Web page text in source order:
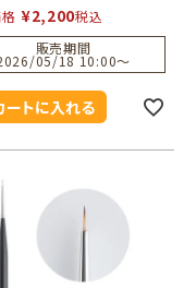
¥2,200税込
販売期間
05/18 10:00〜
ートに入れる